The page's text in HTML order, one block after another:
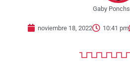
Gaby Ponchs
noviembre 18, 2022 10:41 pm